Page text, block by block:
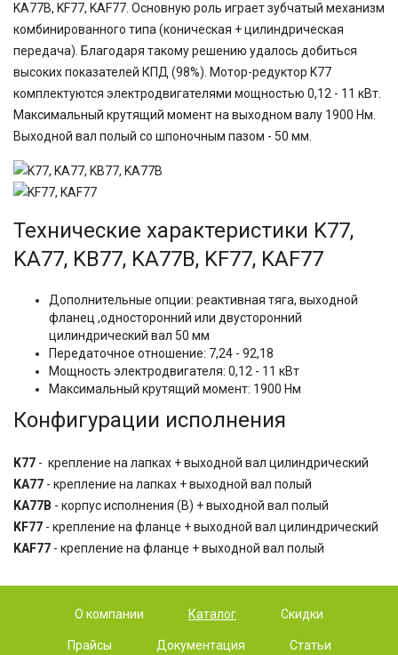
KA77B, KF77, KAF77. Основную роль играет зубчатый механизм
комбинированного типа (коническая + цилиндрическая
передача). Благодаря такому решению удалось добиться
высоких показателей КПД (98%). Мотор-редуктор K77
комплектуются электродвигателями мощностью 0,12 - 11 кВт.
Максимальный крутящий момент на выходном валу 1900 Нм.
Выходной вал полый со шпоночным пазом - 50 мм.
Технические характеристики K77,
KA77, KB77, KA77B, KF77, KAF77
Дополнительные опции: реактивная тяга, выходной
фланец ,односторонний или двусторонний
цилиндрический вал 50 мм
Передаточное отношение: 7,24 - 92,18
Мощность электродвигателя: 0,12 - 11 кВт
Максимальный крутящий момент: 1900 Нм
Конфигурации исполнения
K77 - крепление на лапках + выходной вал цилиндрический
KA77 - крепление на лапках + выходной вал полый
KA77B - корпус исполнения (B) + выходной вал полый
KF77 - крепление на фланце + выходной вал цилиндрический
KAF77 - крепление на фланце + выходной вал полый
О компании Каталог Скидки
Прайсы Документация Статьи